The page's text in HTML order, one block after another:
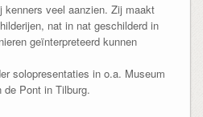
kenners veel aanzien. Zij maakt
nat in nat geschilderd in
geïnterpreteerd kunnen
solopresentaties in o.a. Museum
de Pont in Tilburg.